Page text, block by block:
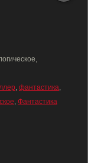
, фантастика,
, Фантастика